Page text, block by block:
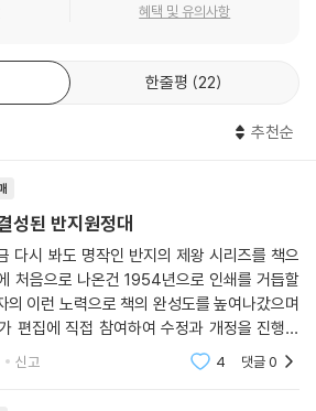
시작은 다소 평범했다. 『호빗』이 대단한 성공을
에 대한 요청이 들어왔고, 톨킨은 별 생각 없
떠나면 되겠다’라고 여겼다. 『호빗』의 주인공
살아야’했기 때문에 그는 반지를 돌려줄 인물
의 시작은 ‘왜 돌려줘야 하나?’라는 질문이었
쟁을 다루고 있지만, 톨킨은 그것의 영광보다는
이들에게 더 큰 관심을 두고 있다. 호빗으로 대
세계의 격동에서 갖는 가치를 그리고 있으
선과 악’에 대한 질문으로 이어진다. 절대반지를
각과 사루만의 화려한 언변을 통해 진정한 선
혜택 및 유의사항
한줄평 22
추천순
성된 반지원정대
다시 봐도 명작인 반지의 제왕 시리즈를 책으
처음으로 나온건 1954년으로 인쇄를 거듭할
의 이런 노력으로 책의 완성도를 높여나갔으며
편집에 직접 참여하여 수정과 개정을 진행하
다고 한다 절대반지를 파괴하고 악의 세력을
신고 4 댓글0